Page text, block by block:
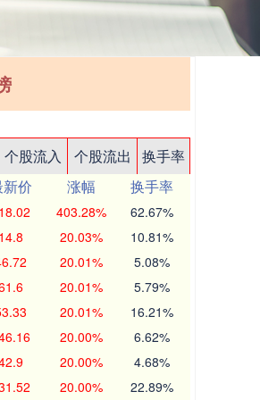
个股流入 个股流出
换手率
价 涨幅
换手率
403.28% 62.67%
14.8 20.03% 10.81%
20.01% 5.08%
20.01% 5.79%
20.01% 16.21%
20.00% 6.62%
20.00% 4.68%
20.00% 22.89%